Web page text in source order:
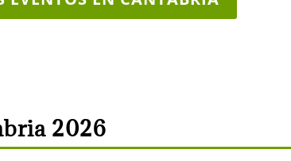
2026